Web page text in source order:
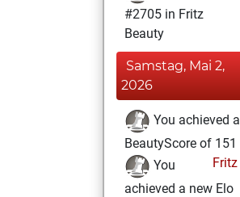
#2705 in Fritz
Beauty
Samstag, Mai 2,
2026
You achieved a
BeautyScore of 151
Fritz
You
achieved a new Elo